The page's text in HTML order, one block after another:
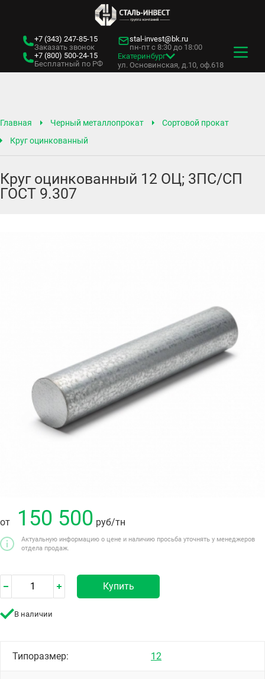
+7 (343) 247-85-15
Заказать звонок
+7 (800) 500-24-15
Бесплатный по РФ
stal-invest@bk.ru
пн-пт с 8:30 до 18:00
Екатеринбург
ул. Основинская, д.10, оф.618
Главная Черный металлопрокат
Сортовой прокат
Круг оцинкованный
Круг оцинкованный 12 ОЦ; 3ПС/СП
ГОСТ 9.307
от 150 500 руб/тн
Актуальную информацию о цене и наличию просьба уточнять у менеджеров
отдела продаж.
Купить
В наличии
Типоразмер: 12